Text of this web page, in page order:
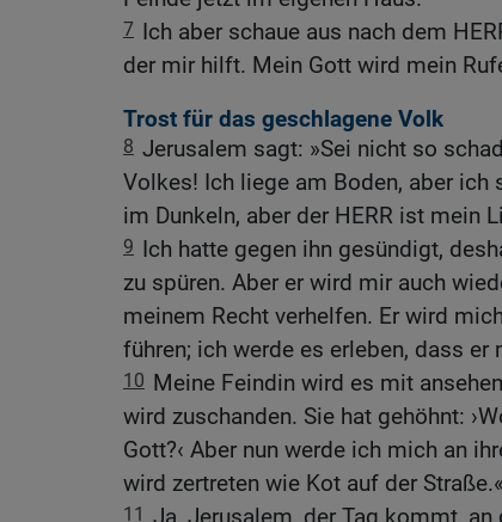
7 Ich aber schaue aus nach dem
der mir hilft. Mein Gott wird mein
Trost für das geschlagene Volk
8 Jerusalem sagt: »Sei nicht so
Volkes! Ich liege am Boden, aber ich
im Dunkeln, aber der HERR ist mein
9 Ich hatte gegen ihn gesündigt,
zu spüren. Aber er wird mir auch
meinem Recht verhelfen. Er wird
führen; ich werde es erleben, dass er
10 Meine Feindin wird es mit
wird zuschanden. Sie hat gehöhnt:
Gott?‹ Aber nun werde ich mich an
wird zertreten wie Kot auf der Straße.«
11